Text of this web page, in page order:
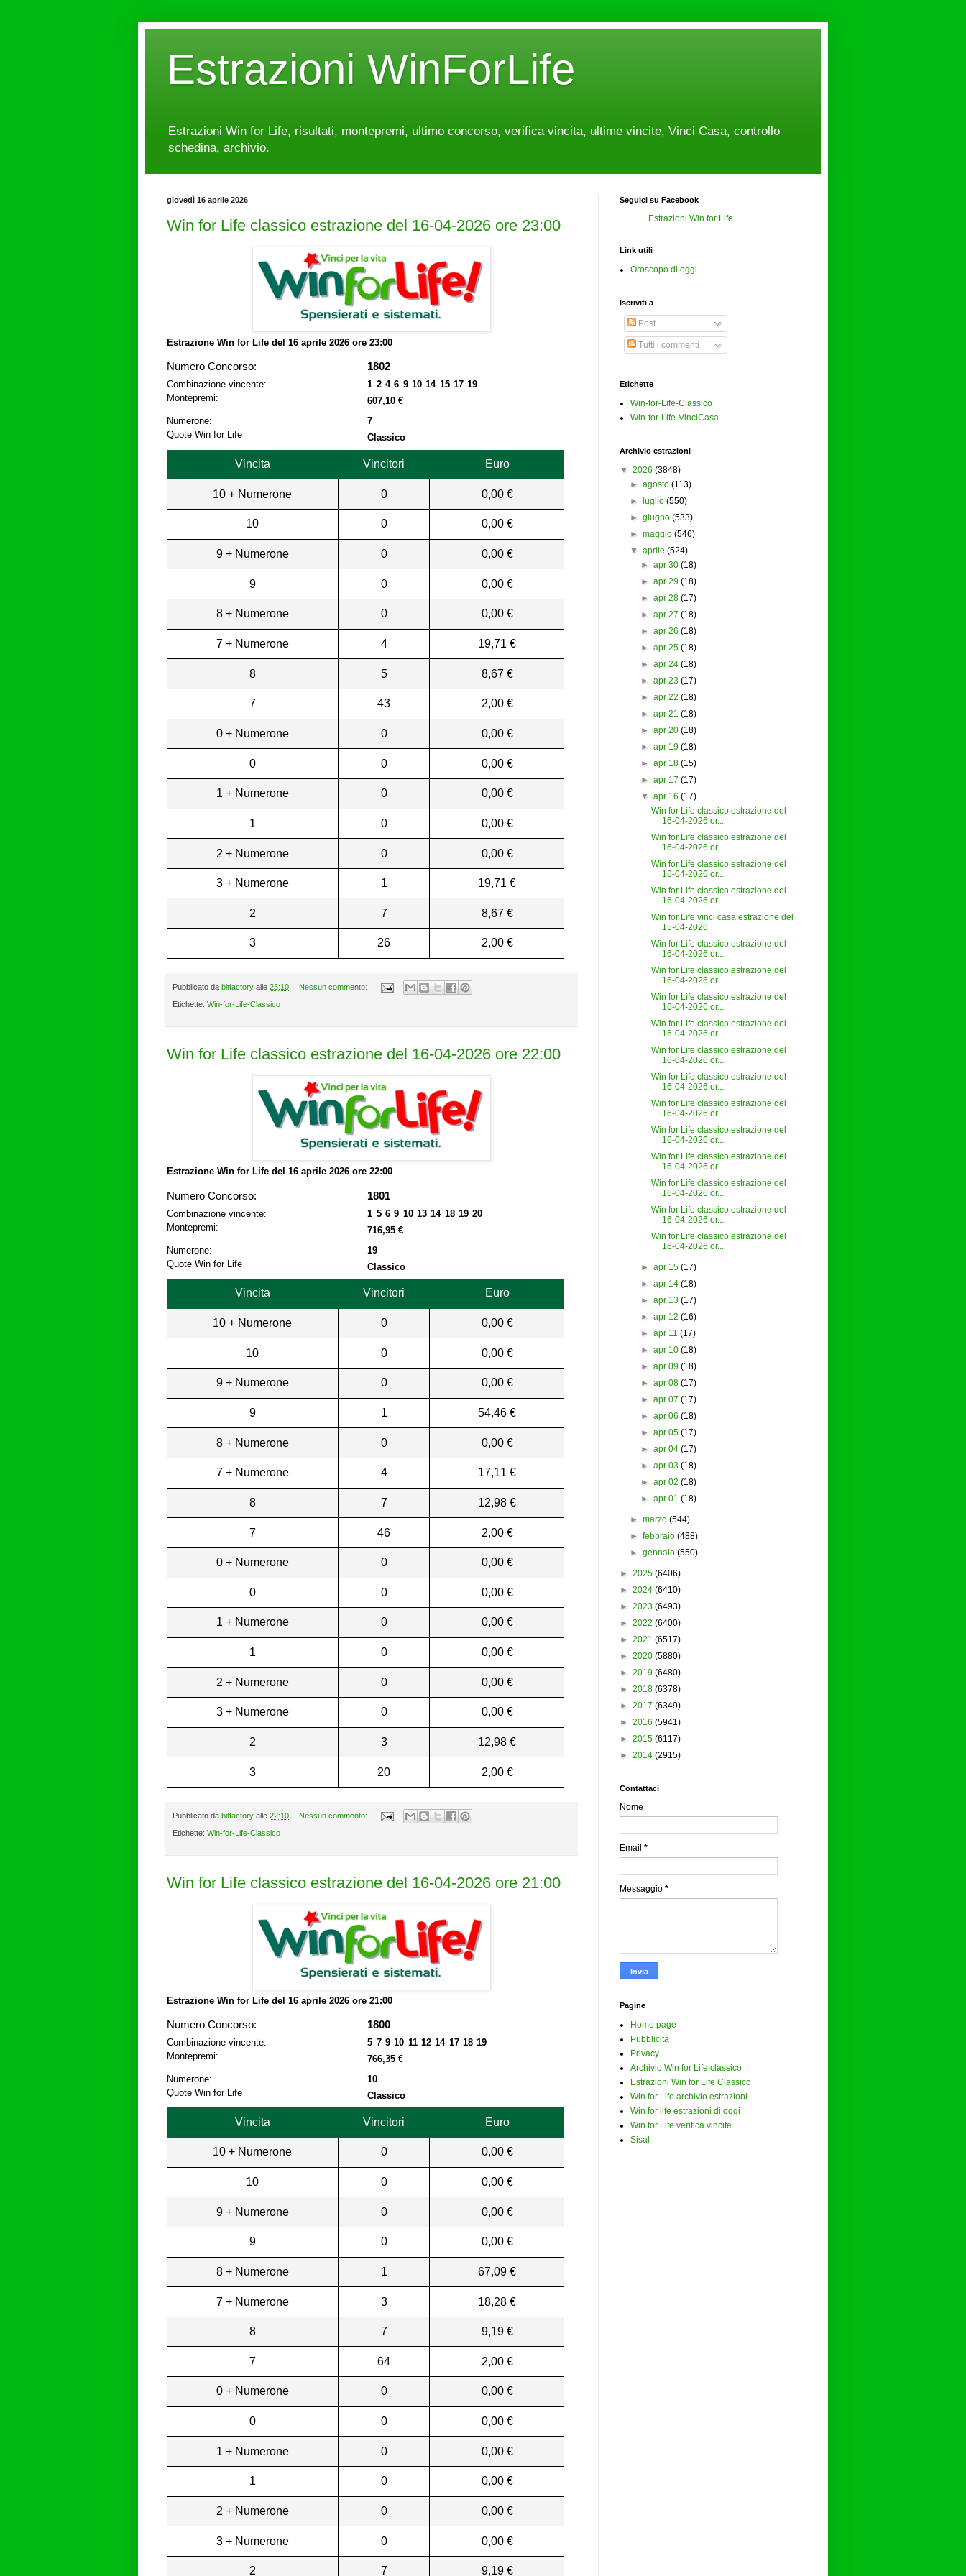
Estrazioni WinForLife
Estrazioni Win for Life, risultati, montepremi, ultimo concorso, verifica vincita, ultime vincite, Vinci Casa, controllo
schedina, archivio.
giovedì 16 aprile 2026
Win for Life classico estrazione del 16-04-2026 ore 23:00
Estrazione Win for Life del 16 aprile 2026 ore 23:00
Numero Concorso: 1802
Combinazione vincente:
1 2 4 6 9 10 14 15 17 19
Montepremi:
607,10 €
Numerone:
7
Quote Win for Life
Classico
Vincita Vincitori Euro
10 + Numerone 0 0,00 €
10 0 0,00 €
9 + Numerone 0 0,00 €
9 0 0,00 €
8 + Numerone 0 0,00 €
7 + Numerone 4 19,71 €
8 5 8,67 €
7 43 2,00 €
0 + Numerone 0 0,00 €
0 0 0,00 €
1 + Numerone 0 0,00 €
1 0 0,00 €
2 + Numerone 0 0,00 €
3 + Numerone 1 19,71 €
2 7 8,67 €
3 26 2,00 €
Pubblicato da bitfactory alle 23:10 Nessun commento:
Etichette: Win-for-Life-Classico
Win for Life classico estrazione del 16-04-2026 ore 22:00
Estrazione Win for Life del 16 aprile 2026 ore 22:00
Numero Concorso: 1801
Combinazione vincente:
1 5 6 9 10 13 14 18 19 20
Montepremi:
716,95 €
Numerone:
19
Quote Win for Life
Classico
Vincita Vincitori Euro
10 + Numerone 0 0,00 €
10 0 0,00 €
9 + Numerone 0 0,00 €
9 1 54,46 €
8 + Numerone 0 0,00 €
7 + Numerone 4 17,11 €
8 7 12,98 €
7 46 2,00 €
0 + Numerone 0 0,00 €
0 0 0,00 €
1 + Numerone 0 0,00 €
1 0 0,00 €
2 + Numerone 0 0,00 €
3 + Numerone 0 0,00 €
2 3 12,98 €
3 20 2,00 €
Pubblicato da bitfactory alle 22:10 Nessun commento:
Etichette: Win-for-Life-Classico
Win for Life classico estrazione del 16-04-2026 ore 21:00
Estrazione Win for Life del 16 aprile 2026 ore 21:00
Numero Concorso: 1800
Combinazione vincente:
5 7 9 10 11 12 14 17 18 19
Montepremi:
766,35 €
Numerone:
10
Quote Win for Life
Classico
Vincita Vincitori Euro
10 + Numerone 0 0,00 €
10 0 0,00 €
9 + Numerone 0 0,00 €
9 0 0,00 €
8 + Numerone 1 67,09 €
7 + Numerone 3 18,28 €
8 7 9,19 €
7 64 2,00 €
0 + Numerone 0 0,00 €
0 0 0,00 €
1 + Numerone 0 0,00 €
1 0 0,00 €
2 + Numerone 0 0,00 €
3 + Numerone 0 0,00 €
2 7 9,19 €
Seguici su Facebook
Estrazioni Win for Life
Link utili
Oroscopo di oggi
Iscriviti a
Post
Tutti i commenti
Etichette
Win-for-Life-Classico
Win-for-Life-VinciCasa
Archivio estrazioni
▼ 2026 (3848)
►agosto (113)
►
luglio (550)
►giugno (533)
►maggio (546)
▼ aprile (524)
► apr 30 (18)
► apr 29 (18)
► apr 28 (17)
► apr 27 (18)
► apr 26 (18)
► apr 25 (18)
► apr 24 (18)
► apr 23 (17)
► apr 22 (18)
► apr 21 (18)
► apr 20 (18)
► apr 19 (18)
► apr 18 (15)
► apr 17 (17)
▼ apr 16 (17)
Win for Life classico estrazione del
16-04-2026 or...
Win for Life classico estrazione del
16-04-2026 or...
Win for Life classico estrazione del
16-04-2026 or...
Win for Life classico estrazione del
16-04-2026 or...
Win for Life vinci casa estrazione del
15-04-2026
Win for Life classico estrazione del
16-04-2026 or...
Win for Life classico estrazione del
16-04-2026 or...
Win for Life classico estrazione del
16-04-2026 or...
Win for Life classico estrazione del
16-04-2026 or...
Win for Life classico estrazione del
16-04-2026 or...
Win for Life classico estrazione del
16-04-2026 or...
Win for Life classico estrazione del
16-04-2026 or...
Win for Life classico estrazione del
16-04-2026 or...
Win for Life classico estrazione del
16-04-2026 or...
Win for Life classico estrazione del
16-04-2026 or...
Win for Life classico estrazione del
16-04-2026 or...
Win for Life classico estrazione del
16-04-2026 or...
► apr 15 (17)
► apr 14 (18)
► apr 13 (17)
► apr 12 (16)
► apr 11 (17)
► apr 10 (18)
► apr 09 (18)
► apr 08 (17)
► apr 07 (17)
► apr 06 (18)
► apr 05 (17)
► apr 04 (17)
► apr 03 (18)
► apr 02 (18)
► apr 01 (18)
►marzo (544)
►febbraio (488)
►gennaio (550)
► 2025 (6406)
► 2024 (6410)
► 2023 (6493)
► 2022 (6400)
► 2021 (6517)
► 2020 (5880)
► 2019 (6480)
► 2018 (6378)
► 2017 (6349)
► 2016 (5941)
► 2015 (6117)
► 2014 (2915)
Contattaci
Nome
Email *
Messaggio *
Pagine
Home page
Pubblicità
Privacy
Archivio Win for Life classico
Estrazioni Win for Life Classico
Win for Life archivio estrazioni
Win for life estrazioni di oggi
Win for Life verifica vincite
Sisal